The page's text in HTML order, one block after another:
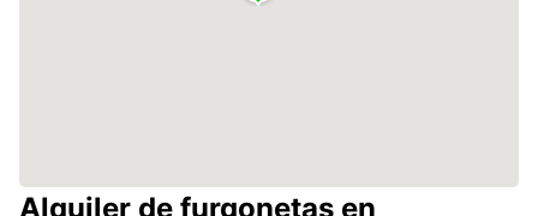
Alquiler de furgonetas en